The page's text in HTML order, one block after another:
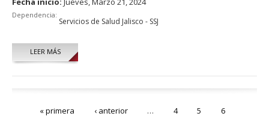
Dependencia:
Servicios de Salud Jalisco - SSJ
LEER MÁS
« primera ‹ anterior … 4 5 6